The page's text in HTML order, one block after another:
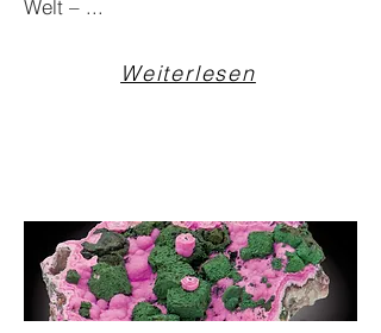
Welt – ...
Weiterlesen